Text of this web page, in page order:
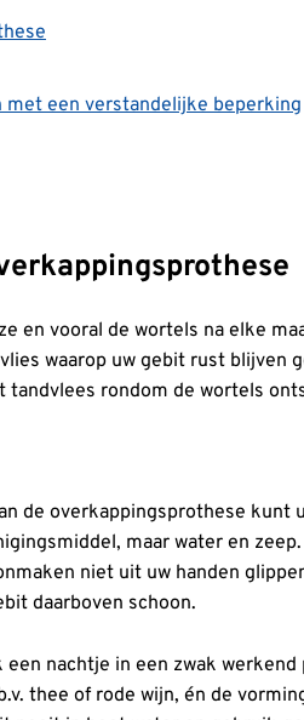
een verstandelijke beperking
en vooral de wortels na elke
waarop uw gebit rust blijven
rondom de wortels
de overkappingsprothese
maar water en
niet uit uw handen
daarboven schoon.
nachtje in een zwak
thee of rode wijn, én de